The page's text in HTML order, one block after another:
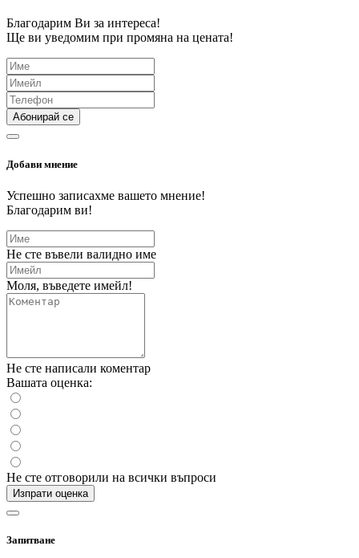
Благодарим Ви за интереса!
Ще ви уведомим при промяна на цената!
Абонирай се
Добави мнение
Успешно записахме вашето мнение!
Благодарим ви!
Не сте въвели валидно име
Моля, въведете имейл!
Не сте написали коментар
Вашата оценка:
Не сте отговорили на всички въпроси
Изпрати оценка
Запитване